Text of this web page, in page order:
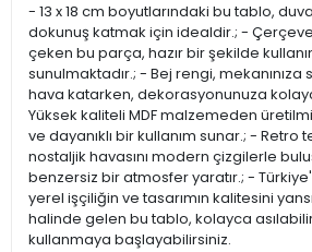
- 13 x 18 cm boyutlarındaki bu tablo,
dokunuş katmak için idealdir.; -
çeken bu parça, hazır bir şekilde
sunulmaktadır.; - Bej rengi, mekanınıza
hava katarken, dekorasyonunuza
Yüksek kaliteli MDF malzemeden
ve dayanıklı bir kullanım sunar.; - Retro
nostaljik havasını modern çizgilerle
benzersiz bir atmosfer yaratır.; -
yerel işçiliğin ve tasarımın kalitesini
halinde gelen bu tablo, kolayca
kullanmaya başlayabilirsiniz.